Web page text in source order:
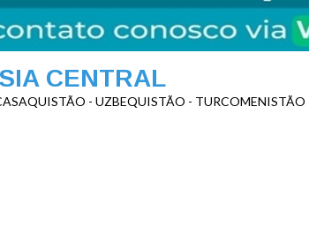
CENTRAL
- UZBEQUISTÃO - TURCOMENISTÃO